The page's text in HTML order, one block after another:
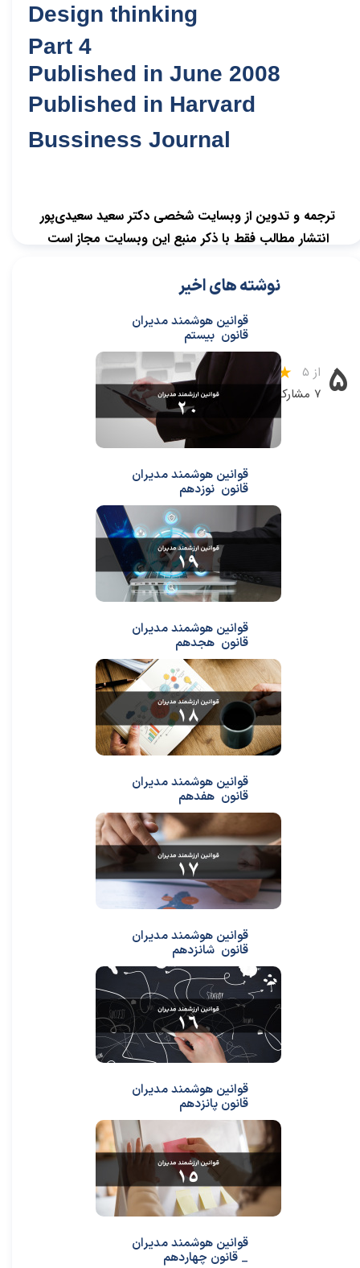
Design thinking
Part 4
Published in June 2008
Published in Harvard
Bussiness Journal
ترجمه و تدوین از وبسایت شخصی دکتر سعید سعیدی‌پور
انتشار مطالب فقط با ذکر منبع این وبسایت مجاز است
۵ از ۵
۷ مشارکت کننده
قوانین هوشمند مدیران
قانون بیستم
قوانین هوشمند مدیران
قانون نوزدهم
قوانین هوشمند مدیران
قانون هجدهم
قوانین هوشمند مدیران
قانون هفدهم
قوانین هوشمند مدیران
قانون شانزدهم
قوانین هوشمند مدیران
قانون پانزدهم
قوانین هوشمند مدیران
_ قانون چهاردهم
نوشته های اخیر